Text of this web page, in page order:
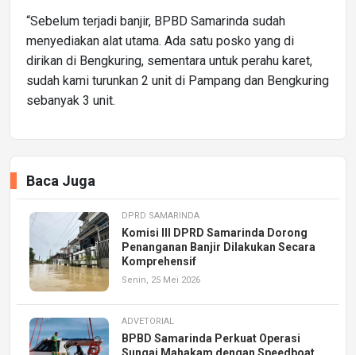
“Sebelum terjadi banjir, BPBD Samarinda sudah
menyediakan alat utama. Ada satu posko yang di
dirikan di Bengkuring, sementara untuk perahu karet,
sudah kami turunkan 2 unit di Pampang dan Bengkuring
sebanyak 3 unit.
Baca Juga
DPRD SAMARINDA
Komisi III DPRD Samarinda Dorong
Penanganan Banjir Dilakukan Secara
Komprehensif
Senin, 25 Mei 2026
ADVETORIAL
BPBD Samarinda Perkuat Operasi